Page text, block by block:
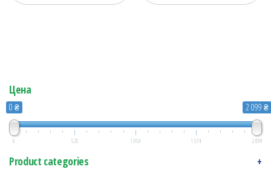
Цена
0 ₴ 2 099 ₴
0 525 1 050 1 574 2 099
Product categories +